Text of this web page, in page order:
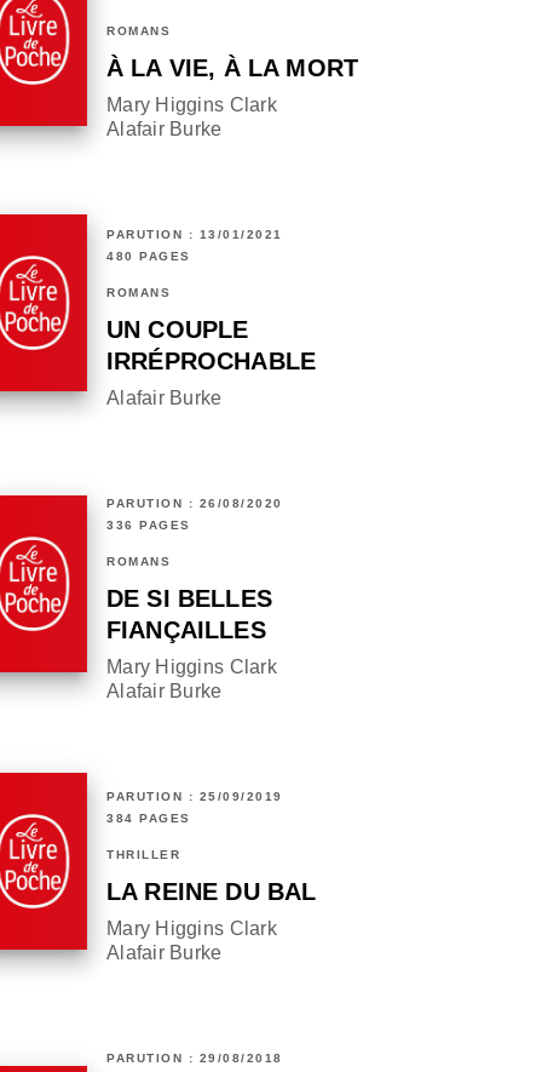
ROMANS
À LA VIE, À LA MORT
Mary Higgins Clark
Alafair Burke
PARUTION : 13/01/2021
480 PAGES
ROMANS
UN COUPLE
IRRÉPROCHABLE
Alafair Burke
PARUTION : 26/08/2020
336 PAGES
ROMANS
DE SI BELLES
FIANÇAILLES
Mary Higgins Clark
Alafair Burke
PARUTION : 25/09/2019
384 PAGES
THRILLER
LA REINE DU BAL
Mary Higgins Clark
Alafair Burke
PARUTION : 29/08/2018